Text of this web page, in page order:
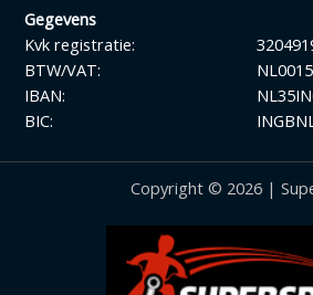
Gegevens
Kvk registratie:
BTW/VAT:
IBAN:
BIC:
Copyright © 2026 |